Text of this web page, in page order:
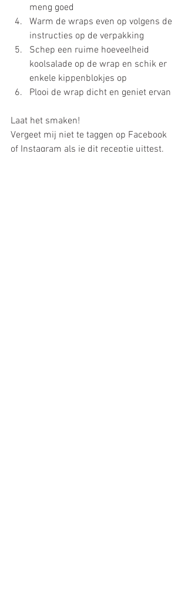
meng goed
Warm de wraps even op volgens de
instructies op de verpakking
Schep een ruime hoeveelheid
koolsalade op de wrap en schik er
enkele kippenblokjes op
Plooi de wrap dicht en geniet ervan
Laat het smaken!
Vergeet mij niet te taggen op Facebook
of Instagram als je dit receptje uittest.